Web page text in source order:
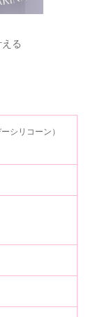
る
シリコーン）